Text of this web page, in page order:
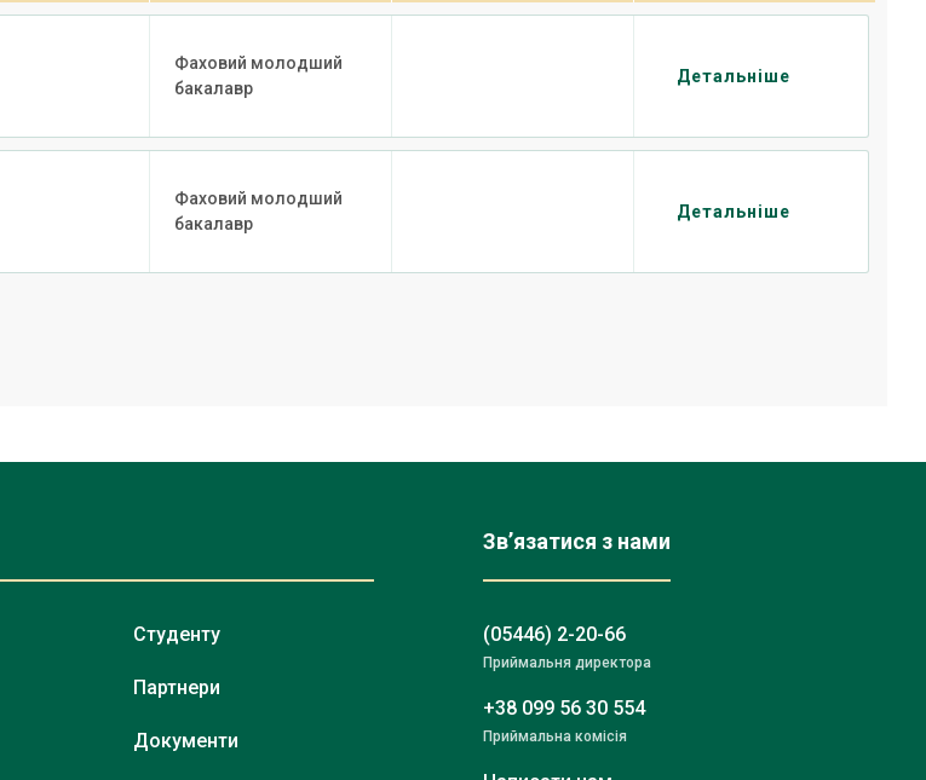
Фаховий молодший
бакалавр
Детальніше
Фаховий молодший
бакалавр
Детальніше
Студенту
Партнери
Документи
Зв’язатися з нами
(05446) 2-20-66
Приймальня директора
+38 099 56 30 554
Приймальна комісія